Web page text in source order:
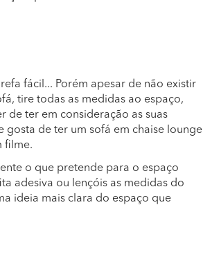
fácil... Porém apesar de não existir
tire todas as medidas ao espaço,
de ter em consideração as suas
gosta de ter um sofá em chaise lounge
filme.
o que pretende para o espaço
adesiva ou lençóis as medidas do
ideia mais clara do espaço que